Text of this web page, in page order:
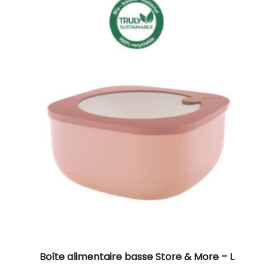
Boîte alimentaire basse Store & More – L